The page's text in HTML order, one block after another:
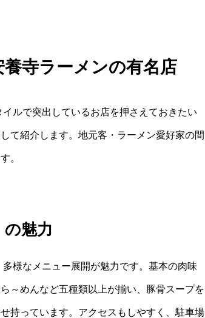
寺ラーメンの有名店
ルで突出しているお店を押さえておきたい
て紹介します。地元客・ラーメン愛好家の間
。
の魅力
様なメニュー展開が魅力です。基本の肉味
～めんなど五種類以上が揃い、豚骨スープを
持っています。アクセスもしやすく、駐車場